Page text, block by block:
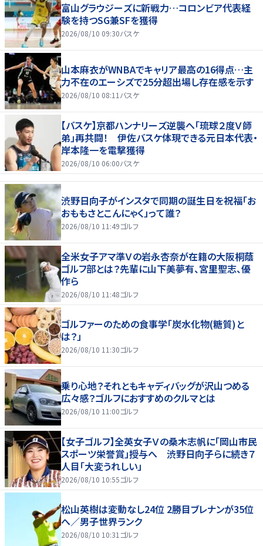
富山グラウジーズに新戦力…コロンビア代表経
験を持つSG兼SFを獲得
2026/08/10 09:30バスケ
山本麻衣がWNBAでキャリア最高の16得点…主
力不在のエーシズで25分超出場し存在感を示す
2026/08/10 08:11 バスケ
【バスケ】京都ハンナリーズ逆襲へ「琉球２度Ｖ師
弟」再共闘！ 伊佐バスケ体現できる元日本代表・
岸本隆一を電撃獲得
2026/08/10 06:00バスケ
渋野日向子がインスタで同期の誕生日を祝福「お
おももさとこんにゃく」って誰？
2026/08/10 11:49ゴルフ
全米女子アマ準Ｖの岩永杏奈が在籍の大阪桐蔭
ゴルフ部とは？先輩に山下美夢有、宮里聖志、優
作ら
2026/08/10 11:48ゴルフ
ゴルファーのための食事学「炭水化物(糖質)と
は？」
2026/08/10 11:30ゴルフ
乗り心地？それともキャディバッグが沢山つめる
広々感？ゴルフにおすすめのクルマとは
2026/08/10 11:00ゴルフ
【女子ゴルフ】全英女子Ｖの桑木志帆に「岡山市民
スポーツ栄誉賞」授与へ 渋野日向子らに続き７
人目「大変うれしい」
2026/08/10 10:55ゴルフ
松山英樹は変動なし24位 2勝目ブレナンが35位
へ／男子世界ランク
2026/08/10 10:31 ゴルフ